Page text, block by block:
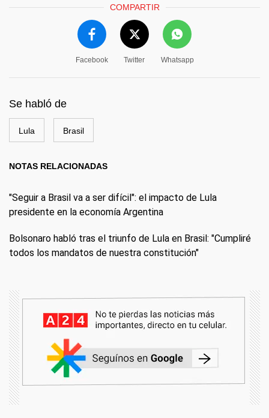
COMPARTIR
Facebook Twitter Whatsapp
Se habló de
Lula Brasil
NOTAS RELACIONADAS
"Seguir a Brasil va a ser difícil": el impacto de Lula
presidente en la economía Argentina
Bolsonaro habló tras el triunfo de Lula en Brasil: "Cumpliré
todos los mandatos de nuestra constitución"